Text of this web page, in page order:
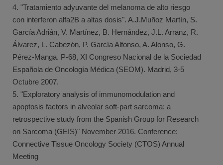
4. "Tratamiento adyuvante del melanoma de alto riesgo
con interferon alfa2B a altas dosis". A.J.Muñoz Martín, S.
García Adrián, V. Martínez, B. Hernández, J.L. Arranz, R.
Álvarez, L. Cabezón, P. García Alfonso, A. Alonso, G.
Pérez-Manga. P-68, XI Congreso Nacional de la Sociedad
Española de Oncología Médica (SEOM). Madrid, 3-5
Octubre 2007.
5. "Exploratory analysis of immunomodulation and
apoptosis factors in alveolar soft-part sarcoma: a
retrospective study from the Spanish Group for Research
on Sarcoma (GEIS)" November 2016. Conference:
Connective Tissue Oncology Society (CTOS) Annual
Meeting